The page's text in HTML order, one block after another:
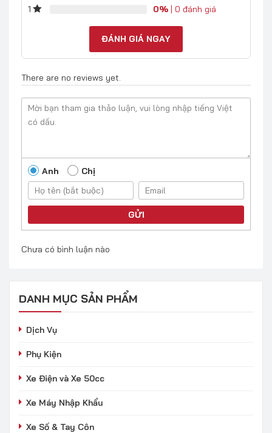
1
0% | 0 đánh giá
ĐÁNH GIÁ NGAY
There are no reviews yet.
Anh Chị
GỬI
Chưa có bình luận nào
DANH MỤC SẢN PHẨM
Dịch Vụ
Phụ Kiện
Xe Điện và Xe 50cc
Xe Máy Nhập Khẩu
Xe Số & Tay Côn